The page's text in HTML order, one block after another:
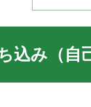
込み（自